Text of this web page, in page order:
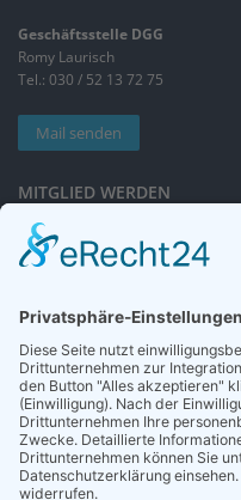
Geschäftsstelle DGG
Romy Laurisch
Tel.: 030 / 52 13 72 75
Mail senden
MITGLIED WERDEN
Sieben gute Gründe
für Ihre Mitgliedschaft
NEWSLETTER
Neuigkeiten rund um die
Postfach.